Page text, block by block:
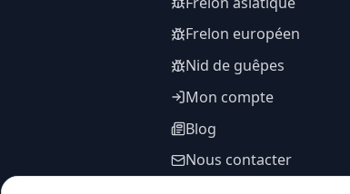
Frelon européen
Nid de guêpes
Mon compte
Blog
Nous contacter